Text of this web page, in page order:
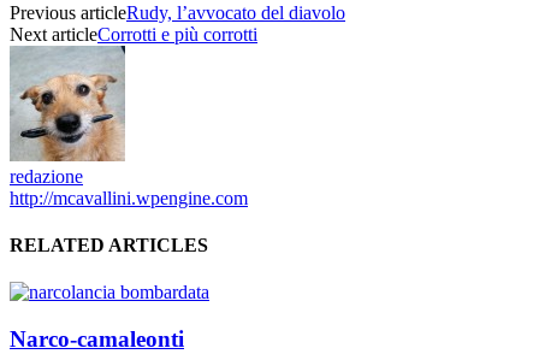
Previous articleRudy, l’avvocato del diavolo
Next articleCorrotti e più corrotti
redazione
http://mcavallini.wpengine.com
RELATED ARTICLES
Narco-camaleonti